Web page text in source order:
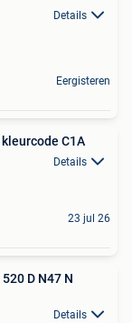
Details
Eergisteren
C1A
Details
23 jul 26
D N47 N
Details